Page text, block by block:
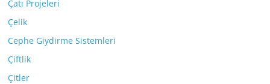
Çatı Projeleri
Çelik
Cephe Giydirme Sistemleri
Çiftlik
Çitler